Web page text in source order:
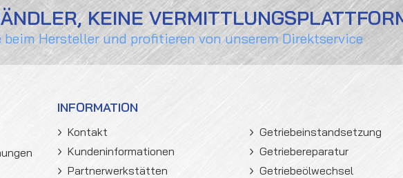
KEINE
beim Hersteller und profitieren von unserem Direktservice
INFORMATION
Kontakt
Kundeninformationen
Partnerwerkstätten
Getriebeinstandsetzung
Getriebereparatur
Getriebeölwechsel